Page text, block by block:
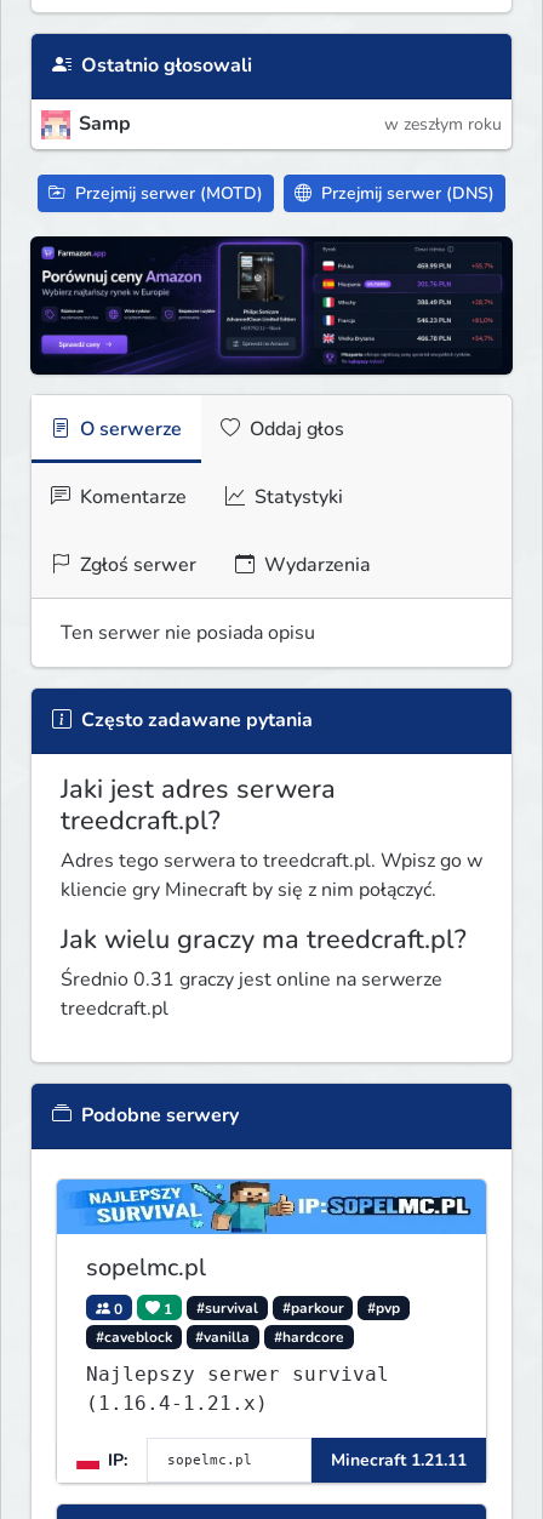
Ostatnio głosowali
Samp w zeszłym roku
Przejmij serwer (MOTD) Przejmij serwer (DNS)
O serwerze Oddaj głos
Komentarze Statystyki
Zgłoś serwer Wydarzenia
Ten serwer nie posiada opisu
Często zadawane pytania
Jaki jest adres serwera
treedcraft.pl?
Adres tego serwera to treedcraft.pl. Wpisz go w
kliencie gry Minecraft by się z nim połączyć.
Jak wielu graczy ma treedcraft.pl?
Średnio 0.31 graczy jest online na serwerze
treedcraft.pl
Podobne serwery
sopelmc.pl
0 1 #survival #parkour
#pvp
#caveblock
#vanilla #hardcore
Najlepszy serwer survival
(1.16.4-1.21.x)
IP: Minecraft 1.21.11